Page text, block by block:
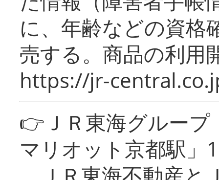
に、年齢などの資格
売する。商品の利用
https://jr-
👉ＪＲ東海グルー
マリオット京都駅」